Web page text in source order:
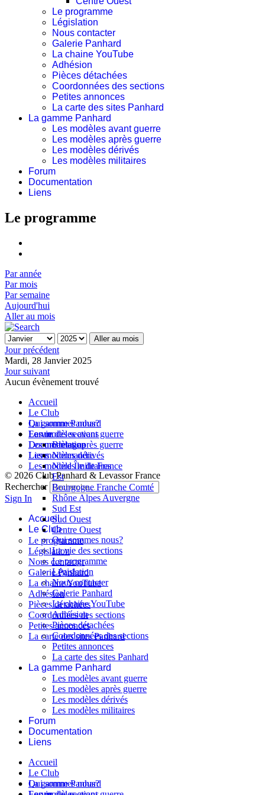
Le programme
Législation
Nous contacter
Galerie Panhard
La chaine YouTube
Adhésion
Pièces détachées
Coordonnées des sections
Petites annonces
La carte des sites Panhard
La gamme Panhard
Les modèles avant guerre
Les modèles après guerre
Les modèles dérivés
Les modèles militaires
Forum
Documentation
Liens
Le programme
Par année
Par mois
Par semaine
Aujourd'hui
Aller au mois
Aller au mois
Jour précédent
Mardi, 28 Janvier 2025
Jour suivant
Aucun évènement trouvé
Accueil
Le Club
Qui sommes nous?
La vie des sections
Bretagne
Normandie
Nord Île de France
Est
Bourgogne Franche Comté
Rhône Alpes Auvergne
Sud Est
Sud Ouest
Centre Ouest
Le programme
Législation
Nous contacter
Galerie Panhard
La chaine YouTube
Adhésion
Pièces détachées
Coordonnées des sections
Petites annonces
La carte des sites Panhard
La gamme Panhard
Les modèles avant guerre
Les modèles après guerre
Les modèles dérivés
Les modèles militaires
Forum
Documentation
Liens
© 2026 Club Panhard & Levassor France
Rechercher
Sign In
Accueil
Le Club
Qui sommes nous?
La vie des sections
Le programme
Législation
Nous contacter
Galerie Panhard
La chaine YouTube
Adhésion
Pièces détachées
Coordonnées des sections
Petites annonces
La carte des sites Panhard
La gamme Panhard
Les modèles avant guerre
Les modèles après guerre
Les modèles dérivés
Les modèles militaires
Forum
Documentation
Liens
Accueil
Le Club
Qui sommes nous?
La gamme Panhard